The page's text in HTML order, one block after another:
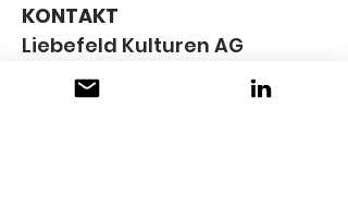
KONTAKT
Liebefeld Kulturen AG
c/o Agroscope
Route de la Tioleyre 4